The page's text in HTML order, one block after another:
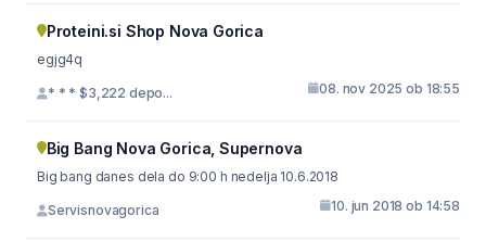
Proteini.si Shop Nova Gorica
egjg4q
* * * $3,222 depo... 08. nov 2025 ob 18:55
Big Bang Nova Gorica, Supernova
Big bang danes dela do 9:00 h nedelja 10.6.2018
Servisnovagorica 10. jun 2018 ob 14:58